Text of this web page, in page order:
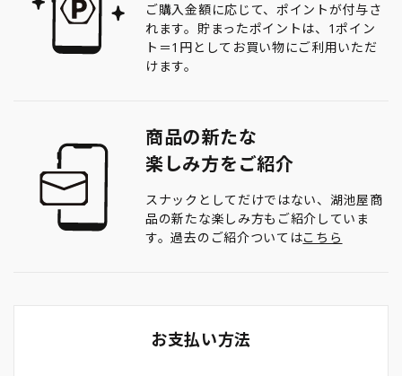
ご購入金額に応じて、ポイントが付与さ
れます。貯まったポイントは、1ポイン
ト＝1円としてお買い物にご利用いただ
けます。
商品の新たな
楽しみ方をご紹介
スナックとしてだけではない、湖池屋商
品の新たな楽しみ方もご紹介していま
す。過去のご紹介ついてはこちら
お支払い方法